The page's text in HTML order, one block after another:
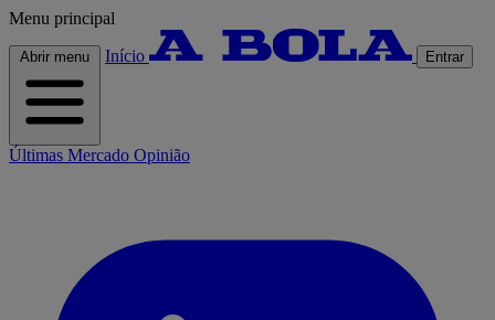
Menu principal
Abrir menu Início Entrar
Últimas Mercado Opinião